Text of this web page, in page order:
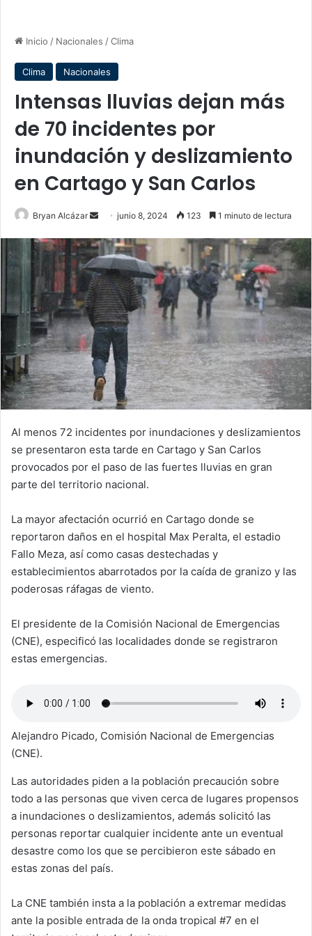
Inicio / Nacionales /Clima
Clima Nacionales
Intensas lluvias dejan más
de 70 incidentes por
inundación y deslizamiento
en Cartago y San Carlos
Bryan Alcázar
Send
email
junio 8, 2024 123 1 minuto de lectura
Al menos 72 incidentes por inundaciones y deslizamientos
se presentaron esta tarde en Cartago y San Carlos
provocados por el paso de las fuertes lluvias en gran
parte del territorio nacional.
La mayor afectación ocurrió en Cartago donde se
reportaron daños en el hospital Max Peralta, el estadio
Fallo Meza, así como casas destechadas y
establecimientos abarrotados por la caída de granizo y las
poderosas ráfagas de viento.
El presidente de la Comisión Nacional de Emergencias
(CNE), especificó las localidades donde se registraron
estas emergencias.
Alejandro Picado, Comisión Nacional de Emergencias
(CNE).
Las autoridades piden a la población precaución sobre
todo a las personas que viven cerca de lugares propensos
a inundaciones o deslizamientos, además solicitó las
personas reportar cualquier incidente ante un eventual
desastre como los que se percibieron este sábado en
estas zonas del país.
La CNE también insta a la población a extremar medidas
ante la posible entrada de la onda tropical #7 en el